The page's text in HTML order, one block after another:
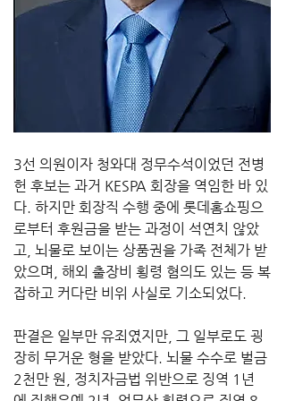
3선 의원이자 청와대 정무수석이었던 전병
헌 후보는 과거 KESPA 회장을 역임한 바 있
다. 하지만 회장직 수행 중에 롯데홈쇼핑으
로부터 후원금을 받는 과정이 석연치 않았
고, 뇌물로 보이는 상품권을 가족 전체가 받
았으며, 해외 출장비 횡령 혐의도 있는 등 복
잡하고 커다란 비위 사실로 기소되었다.
판결은 일부만 유죄였지만, 그 일부로도 굉
장히 무거운 형을 받았다. 뇌물 수수로 벌금
2천만 원, 정치자금법 위반으로 징역 1년